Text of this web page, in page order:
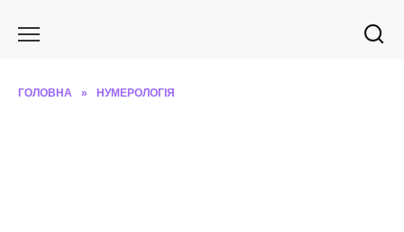
ГОЛОВНА » НУМЕРОЛОГІЯ